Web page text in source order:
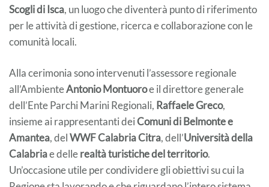
Scogli di Isca, un luogo che diventerà punto di riferimento
per le attività di gestione, ricerca e collaborazione con le
comunità locali.
Alla cerimonia sono intervenuti l’assessore regionale
all’AmbienteAntonio Montuoroe il direttore generale
dell’Ente Parchi Marini Regionali, Raffaele Greco,
insieme ai rappresentanti deiComuni di Belmonte e
Amantea, delWWF Calabria Citra, dell’Università della
Calabriae dellerealtà turistiche del territorio.
Un’occasione utile per condividere gli obiettivi su cui la